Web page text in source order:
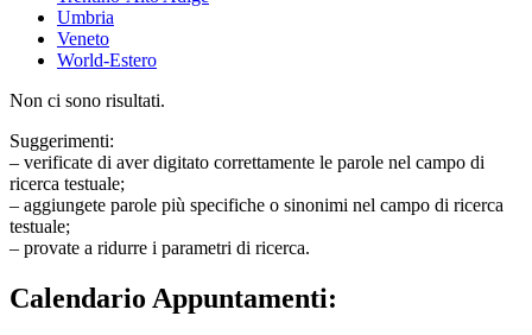
Umbria
Veneto
World-Estero
Non ci sono risultati.
Suggerimenti:
– verificate di aver digitato correttamente le parole nel campo di
ricerca testuale;
– aggiungete parole più specifiche o sinonimi nel campo di ricerca
testuale;
– provate a ridurre i parametri di ricerca.
Calendario Appuntamenti: